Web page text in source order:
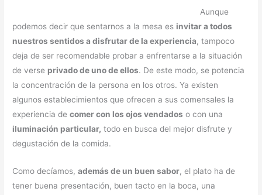
Aunque
podemos decir que sentarnos a la mesa es invitar a todos
nuestros sentidos a disfrutar de la experiencia, tampoco
deja de ser recomendable probar a enfrentarse a la situación
de verse privado de uno de ellos. De este modo, se potencia
la concentración de la persona en los otros. Ya existen
algunos establecimientos que ofrecen a sus comensales la
experiencia decomer con los ojos vendados o con una
iluminación particular, todo en busca del mejor disfrute y
degustación de la comida.
Como decíamos,además de un buen sabor, el plato ha de
tener buena presentación, buen tacto en la boca, una